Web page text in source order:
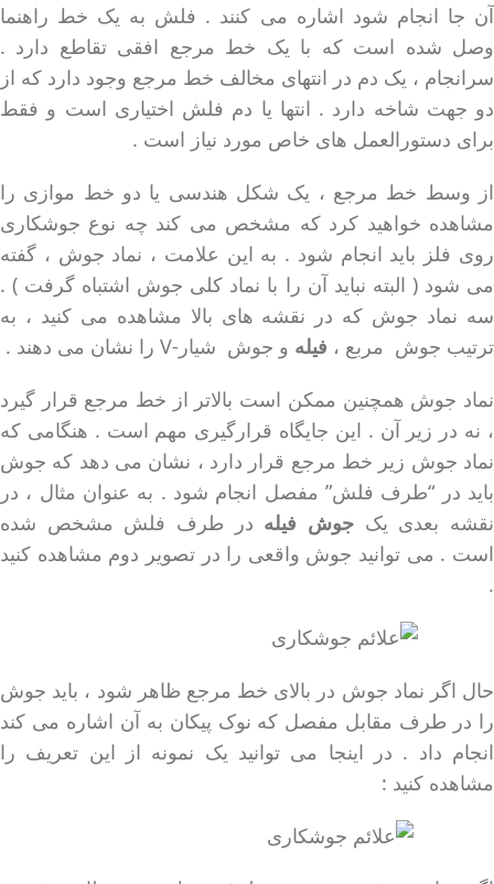
آن جا انجام شود اشاره می کنند . فلش به یک خط راهنما
وصل شده است که با یک خط مرجع افقی تقاطع دارد .
سرانجام ، یک دم در انتهای مخالف خط مرجع وجود دارد که از
دو جهت شاخه دارد . انتها یا دم فلش اختیاری است و فقط
برای دستورالعمل های خاص مورد نیاز است .
از وسط خط مرجع ، یک شکل هندسی یا دو خط موازی را
مشاهده خواهید کرد که مشخص می کند چه نوع جوشکاری
روی فلز باید انجام شود . به این علامت ، نماد جوش ، گفته
می شود ( البته نباید آن را با نماد کلی جوش اشتباه گرفت ) .
سه نماد جوش که در نقشه های بالا مشاهده می کنید ، به
ترتیب جوش مربع ، فیله و جوش شیار-V را نشان می دهند .
نماد جوش همچنین ممکن است بالاتر از خط مرجع قرار گیرد
، نه در زیر آن . این جایگاه قرارگیری مهم است . هنگامی که
نماد جوش زیر خط مرجع قرار دارد ، نشان می دهد که جوش
باید در “طرف فلش” مفصل انجام شود . به عنوان مثال ، در
نقشه بعدی یک جوش فیله در طرف فلش مشخص شده
است . می توانید جوش واقعی را در تصویر دوم مشاهده کنید
.
حال اگر نماد جوش در بالای خط مرجع ظاهر شود ، باید جوش
را در طرف مقابل مفصل که نوک پیکان به آن اشاره می کند
انجام داد . در اینجا می توانید یک نمونه از این تعریف را
مشاهده کنید :